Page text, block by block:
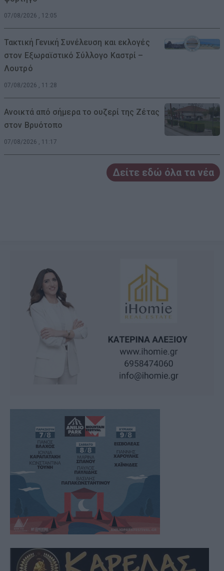
07/08/2026 , 12:05
Τακτική Γενική Συνέλευση και εκλογές
στον Εξωραϊστικό Σύλλογο Καστρί –
Λουτρό
07/08/2026 , 11:28
Ανοικτά από σήμερα το ουζερί της Ζέτας
στον Βρυότοπο
07/08/2026 , 11:17
Δείτε εδώ όλα τα νέα